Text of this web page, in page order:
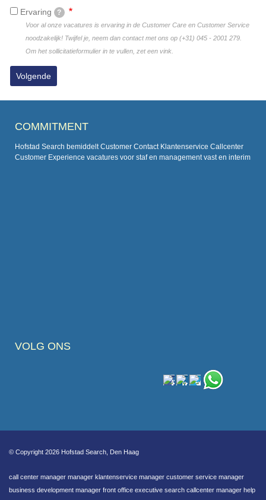
Ervaring ?
Voor al onze vacatures is ervaring in de Customer Care en Customer Service
noodzakelijk! Twijfel je, neem dan contact met ons op (+31) 045 - 2001 279.
Om het sollicitatieformulier in te vullen, zet een vink.
COMMITMENT
Hofstad Search bemiddelt Customer Contact Klantenservice Callcenter
Customer Experience vacatures voor staf en management vast en interim
VOLG ONS
© Copyright 2026 Hofstad Search, Den Haag
call center manager manager klantenservice manager customer service manager
business development manager front office executive search callcenter manager help